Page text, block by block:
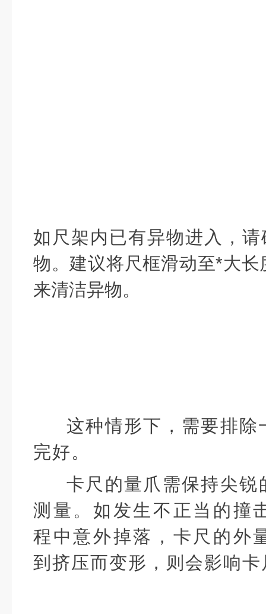
如尺架内已有异物进入，
物。建议将尺框滑动至*大
来清洁异物。
这种情形下，需要排
完好。
卡尺的量爪需保持尖锐
测量。如发生不正当的撞
程中意外掉落，卡尺的外
到挤压而变形，则会影响